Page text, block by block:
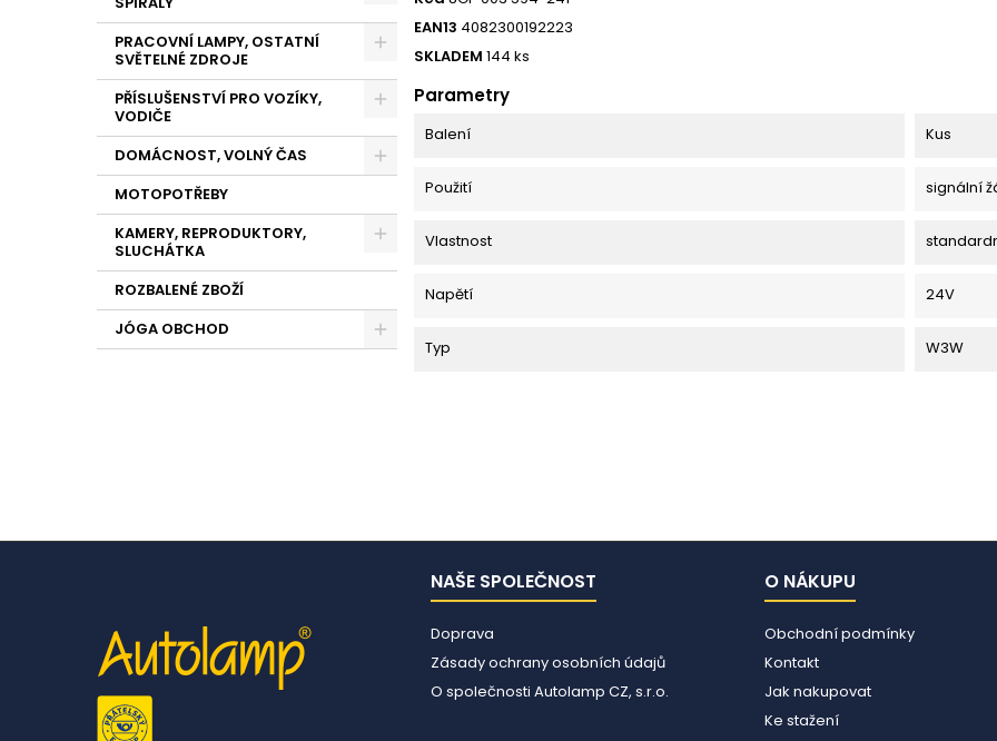
PRACOVNÍ LAMPY, OSTATNÍ
SVĚTELNÉ ZDROJE
PŘÍSLUŠENSTVÍ PRO VOZÍKY,
VODIČE
DOMÁCNOST, VOLNÝ ČAS
MOTOPOTŘEBY
KAMERY, REPRODUKTORY,
SLUCHÁTKA
ROZBALENÉ ZBOŽÍ
JÓGA OBCHOD
EAN13 4082300192223
SKLADEM 144 ks
Parametry
Balení Kus
Použití signální
Vlastnost
Napětí 24V
Typ W3W
NAŠE SPOLEČNOST
Doprava
Zásady ochrany osobních údajů
O společnosti Autolamp CZ, s.r.o.
O NÁKUPU
Obchodní podmínky
Kontakt
Jak nakupovat
Ke stažení